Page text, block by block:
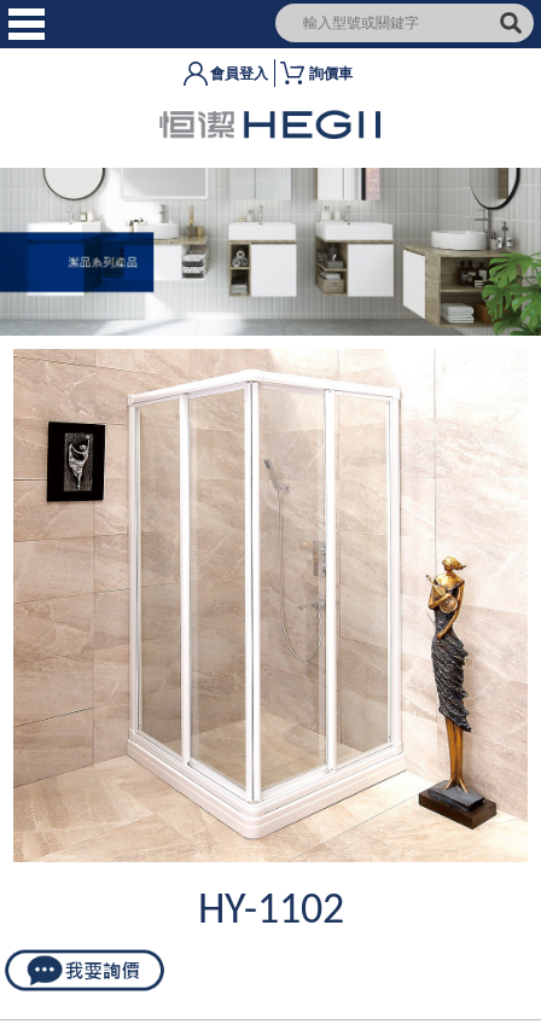
會員登入 詢價車
HY-1102